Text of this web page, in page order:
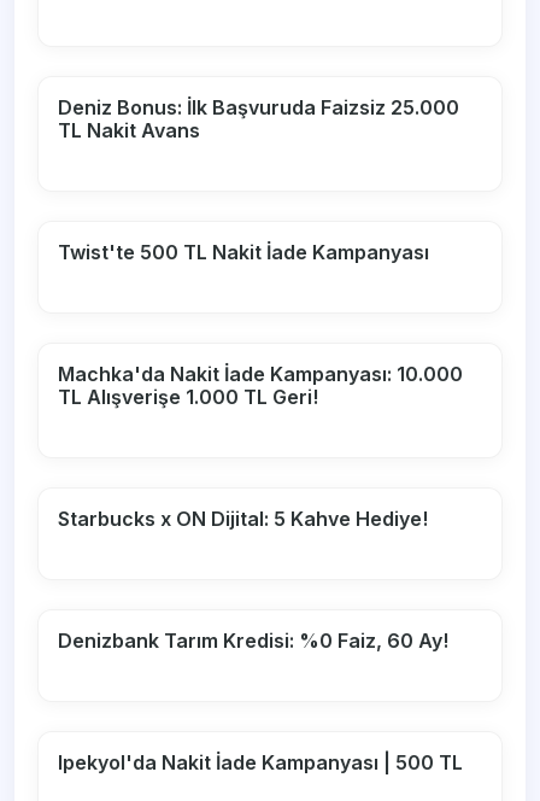
Deniz Bonus: İlk Başvuruda Faizsiz 25.000
TL Nakit Avans
Twist'te 500 TL Nakit İade Kampanyası
Machka'da Nakit İade Kampanyası: 10.000
TL Alışverişe 1.000 TL Geri!
Starbucks x ON Dijital: 5 Kahve Hediye!
Denizbank Tarım Kredisi: %0 Faiz, 60 Ay!
Ipekyol'da Nakit İade Kampanyası | 500 TL